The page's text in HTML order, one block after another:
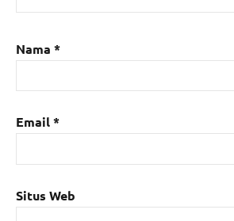
Nama *
Email*
Situs Web